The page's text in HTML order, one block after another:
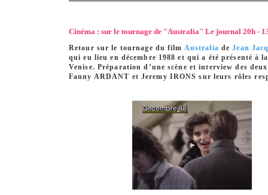
Cinéma : sur le tournage de "Australia" Le journal 20h -
Retour sur le tournage du film Australia deJean
qui eu lieu en décembre 1988 et qui a été présenté à
Venise. Préparation d’une scène et interview des
Fanny ARDANT et Jeremy IRONS sur leurs rôles